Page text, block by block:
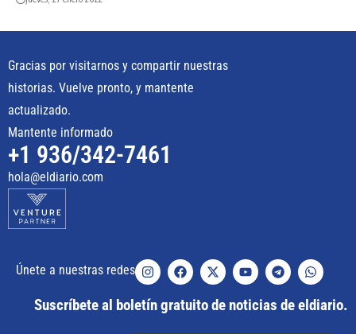
Gracias por visitarnos y compartir nuestras
historias. Vuelve pronto, y mantente
actualizado.
Mantente informado
+1 936/342-7461
hola@eldiario.com
Únete a nuestras redes
Suscríbete al boletín gratuito de noticias de eldiario.